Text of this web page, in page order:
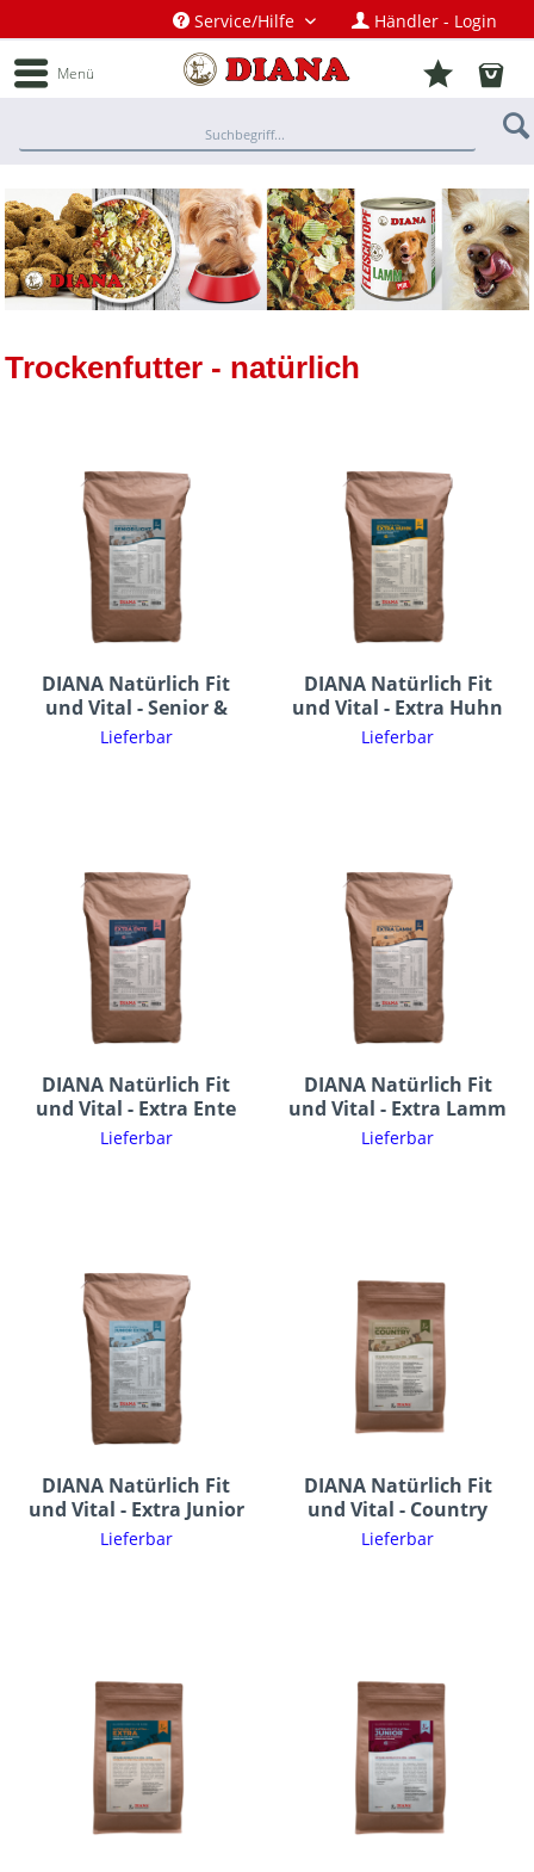
Service/Hilfe Händler - Login
Menü
Trockenfutter - natürlich
DIANA Natürlich Fit
und Vital - Senior &
Light
Lieferbar
DIANA Natürlich Fit
und Vital - Extra Huhn
Lieferbar
DIANA Natürlich Fit
und Vital - Extra Ente
Lieferbar
DIANA Natürlich Fit
und Vital - Extra Lamm
Lieferbar
DIANA Natürlich Fit
und Vital - Extra Junior
Lieferbar
DIANA Natürlich Fit
und Vital - Country
Lieferbar